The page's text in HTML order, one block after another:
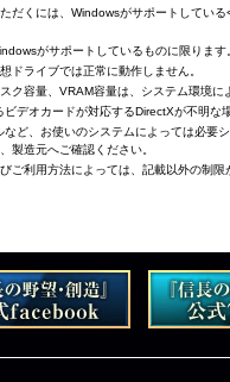
だくには、Windowsがサポートしてい
がサポートしているものに限ります
ドライブでは正常に動作しません。
ク容量、VRAM容量は、システム環境
ビデオカードが対応するDirectXが不明な
など、お使いのシステムによっては必
製造元へご確認ください。
ご利用方法によっては、記載以外の制